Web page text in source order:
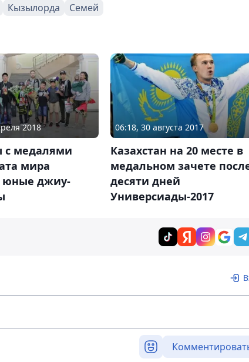
Кызылорда Семей
2018
с медалями
мира
юные джиу-
06:18, 30 августа 2017
Казахстан на 20 месте в
медальном зачете
десяти дней
Универсиады-2017